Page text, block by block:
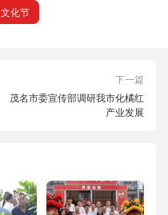
文化节
下一篇
茂名市委宣传部调研我市化橘红
产业发展